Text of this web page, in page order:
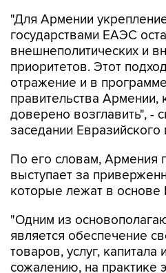
"Для Армении
государствами ЕАЭС
внешнеполитических и
приоритетов. Этот
отражение и в
правительства Армении,
доверено возглавить", -
заседании
По его словам, Армения
выступает за
которые лежат в
"Одним из
является обеспечение
товаров, услуг,
сожалению, на практике